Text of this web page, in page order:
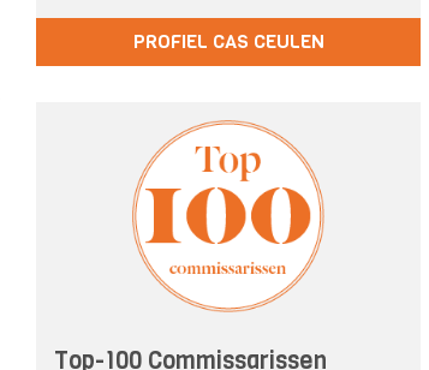
PROFIEL CAS CEULEN
Top-100 Commissarissen